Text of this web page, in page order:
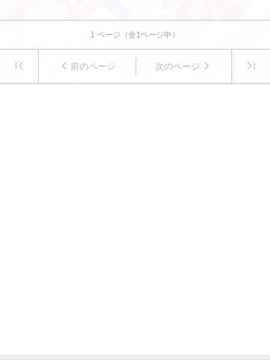
1 ページ（全1ページ中）
前のページ 次のページ